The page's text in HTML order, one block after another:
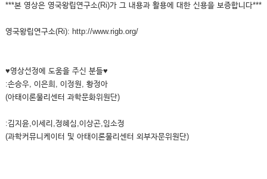
***본 영상은 영국왕립연구소(Ri)가 그 내용과 활용에 대한 신용을 보증합니다***
영국왕립연구소(Ri): http://www.rigb.org/
♥영상선정에 도움을 주신 분들♥
:손승우, 이은희, 이정원, 황정아
(아태이론물리센터 과학문화위원단)
:김지윤,이세리,정혜심,이상곤,임소정
(과학커뮤니케이터 및 아태이론물리센터 외부자문위원단)